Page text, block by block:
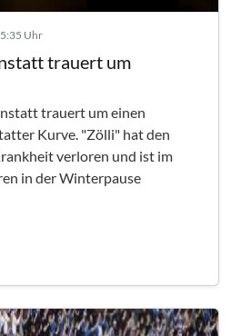
Uhr
trauert um
trauert um einen
Kurve. "Zölli" hat den
verloren und ist im
in der Winterpause